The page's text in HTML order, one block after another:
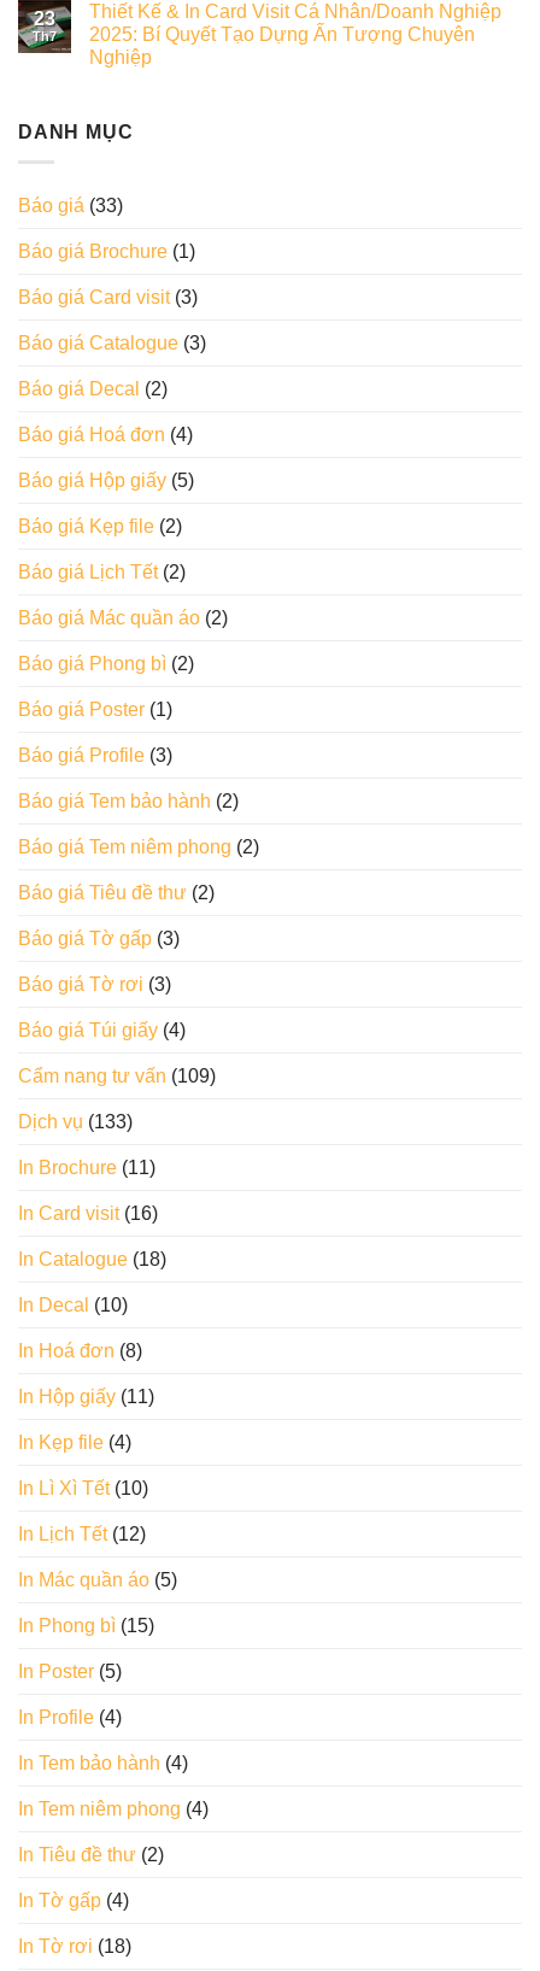
23
Th7
Thiết Kế & In Card Visit Cá Nhân/Doanh Nghiệp
2025: Bí Quyết Tạo Dựng Ấn Tượng Chuyên
Nghiệp
DANH MỤC
Báo giá (33)
Báo giá Brochure (1)
Báo giá Card visit(3)
Báo giá Catalogue (3)
Báo giá Decal (2)
Báo giá Hoá đơn (4)
Báo giá Hộp giấy (5)
Báo giá Kẹp file (2)
Báo giá Lịch Tết(2)
Báo giá Mác quần áo (2)
Báo giá Phong bì (2)
Báo giá Poster (1)
Báo giá Profile (3)
Báo giá Tem bảo hành (2)
Báo giá Tem niêm phong (2)
Báo giá Tiêu đề thư (2)
Báo giá Tờ gấp (3)
Báo giá Tờ rơi (3)
Báo giá Túi giấy (4)
Cẩm nang tư vấn (109)
Dịch vụ (133)
In Brochure (11)
In Card visit(16)
In Catalogue (18)
In Decal (10)
In Hoá đơn (8)
In Hộp giấy (11)
In Kẹp file (4)
In Lì Xì Tết(10)
In Lịch Tết(12)
In Mác quần áo (5)
In Phong bì (15)
In Poster (5)
In Profile (4)
In Tem bảo hành (4)
In Tem niêm phong (4)
In Tiêu đề thư (2)
In Tờ gấp (4)
In Tờ rơi (18)